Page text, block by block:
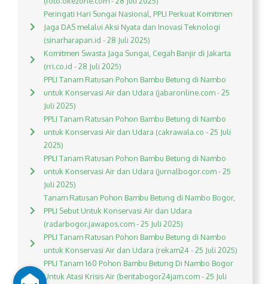
Peringati Hari Sungai Nasional, PPLI Perkuat Komitmen
Jaga DAS melalui Aksi Nyata dan Inovasi Teknologi
(sinarharapan.id - 28 Juli 2025)
Komitmen Swasta Jaga Sungai, Cegah Banjir di Jakarta
(rri.co.id - 28 Juli 2025)
PPLI Tanam Ratusan Pohon Bambu Betung di Nambo
untuk Konservasi Air dan Udara (jabaronline.com - 25
Juli 2025)
PPLI Tanam Ratusan Pohon Bambu Betung di Nambo
untuk Konservasi Air dan Udara (cakrawala.co - 25 Juli
2025)
PPLI Tanam Ratusan Pohon Bambu Betung di Nambo
untuk Konservasi Air dan Udara (jurnalbogor.com - 25
Juli 2025)
Tanam Ratusan Pohon Bambu Betung di Nambo Bogor,
PPLI Sebut Untuk Konservasi Air dan Udara
(radarbogor.jawapos.com - 25 Juli 2025)
PPLI Tanam Ratusan Pohon Bambu Betung di Nambo
untuk Konservasi Air dan Udara (rekam24 - 25 Juli 2025)
PPLI Tanam 160 Pohon Bambu Betung Di Nambo Bogor
Untuk Atasi Krisis Air (beritabogor24jam.com - 25 Juli